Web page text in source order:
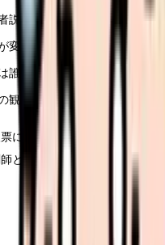
説明や病棟説明に入りますか？
変わる場合、地域薬局との連
誰が、どの時間で行いますか？
観察項目は看護手順に反映さ
に出にくいテーマですが、日
と相談しやすい環境かを見て